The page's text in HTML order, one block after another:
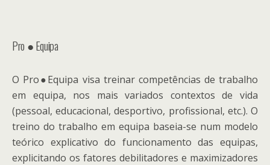
Pro ● Equipa
O Pro●Equipa visa treinar competências de trabalho
em equipa, nos mais variados contextos de vida
(pessoal, educacional, desportivo, profissional, etc.). O
treino do trabalho em equipa baseia-se num modelo
teórico explicativo do funcionamento das equipas,
explicitando os fatores debilitadores e maximizadores